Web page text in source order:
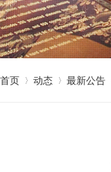
首页 动态 最新公告